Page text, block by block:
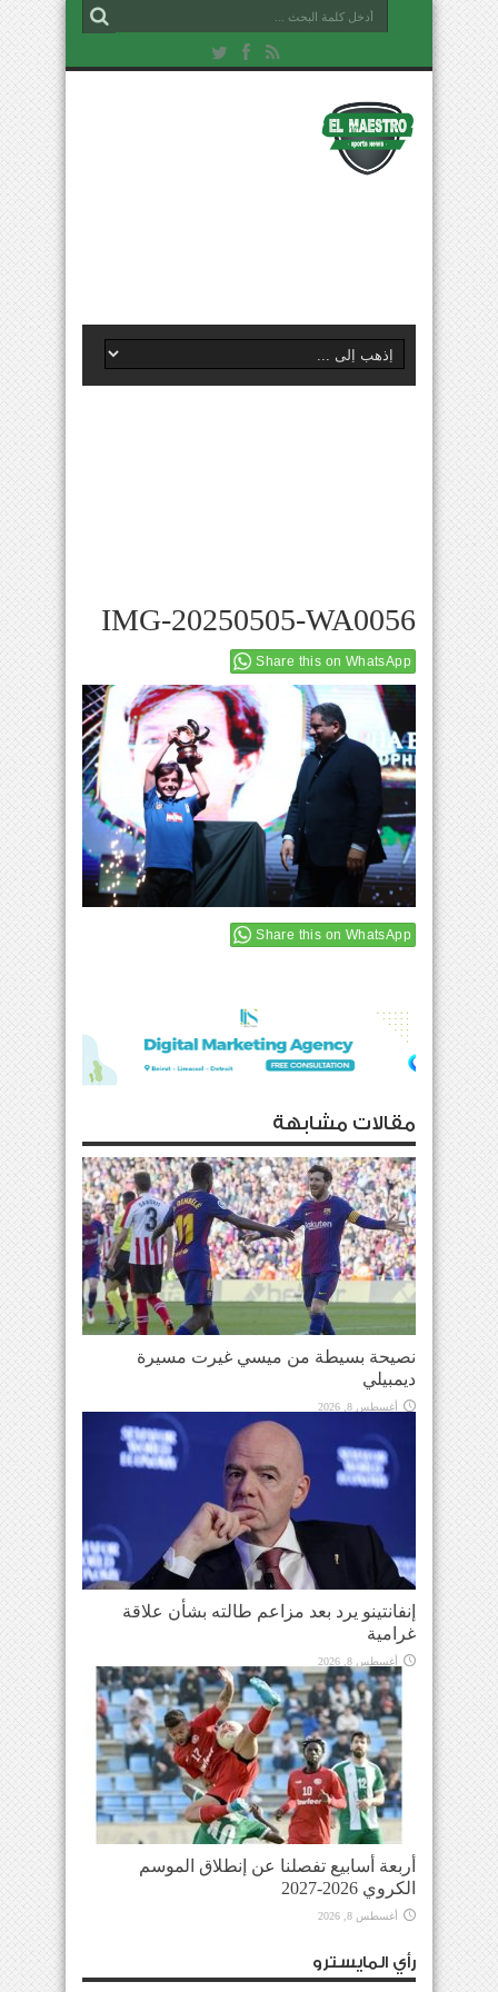
IMG-20250505-WA0056
Share this on WhatsApp
Share this on WhatsApp
مقالات مشابهة
نصيحة بسيطة من ميسي غيرت مسيرة
ديمبيلي
أغسطس 8, 2026
إنفانتينو يرد بعد مزاعم طالته بشأن علاقة
غرامية
أغسطس 8, 2026
أربعة أسابيع تفصلنا عن إنطلاق الموسم
الكروي 2026-2027
أغسطس 8, 2026
رأي المايسترو